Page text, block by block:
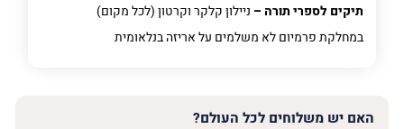
תיקים לספרי תורה – ניילון קלקר וקרטון (לכל מקום)
במחלקת פרמיוםלא משלמים על אריזה בנלאומית
האם יש משלוחים לכל העולם?